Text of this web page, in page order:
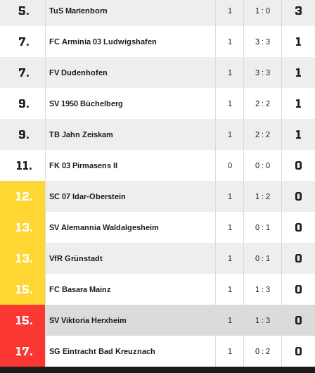
5. TuS Marienborn 1 1 : 0 3
7. FC Arminia 03 Ludwigshafen 1 3 : 3 1
7. FV Dudenhofen 1 3 : 3 1
9. SV 1950 Büchelberg 1 2 : 2 1
9. TB Jahn Zeiskam 1 2 : 2 1
11. FK 03 Pirmasens II 0 0 : 0 0
12. SC 07 Idar-Oberstein 1 1 : 2 0
13. SV Alemannia Waldalgesheim 1 0 : 1 0
13. VfR Grünstadt 1 0 : 1 0
15. FC Basara Mainz 1 1 : 3 0
15. SV Viktoria Herxheim 1 1 : 3 0
17. SG Eintracht Bad Kreuznach 1 0 : 2 0